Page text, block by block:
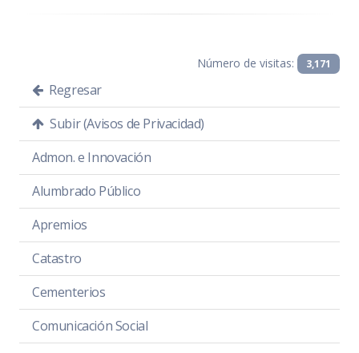
Número de visitas: 3,171
Regresar
Subir (Avisos de Privacidad)
Admon. e Innovación
Alumbrado Público
Apremios
Catastro
Cementerios
Comunicación Social